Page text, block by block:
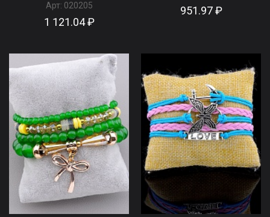
Арт: 020205
1 121.04 ₽
951.97 ₽